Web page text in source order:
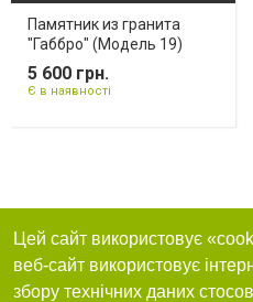
Памятник из гранита
"Габбро" (Модель 19)
5 600 грн.
Є в наявності
Цей сайт використовує
веб-сайт використовує
збору технічних даних